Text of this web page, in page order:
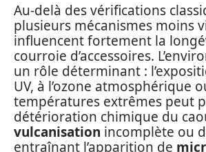
Au-delà des vérifications
plusieurs mécanismes moins
influencent fortement la
courroie d’accessoires.
un rôle déterminant :
UV, à l’ozone atmosphérique
températures extrêmes peut
détérioration chimique du
vulcanisation incomplète ou
entraînant l’apparition de